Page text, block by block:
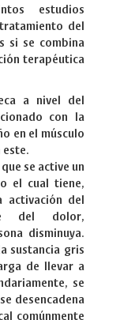
estudios
del
si se combina
terapéutica
a nivel del
con la
en el músculo
este.
se active un
el cual tiene,
activación del
del dolor,
disminuya.
sustancia gris
de llevar a
se
desencadena
comúnmente